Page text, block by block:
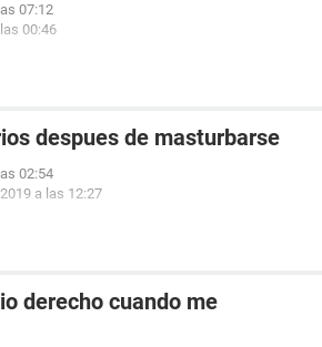
07:12
00:46
despues de masturbarse
02:54
a las 12:27
derecho cuando me